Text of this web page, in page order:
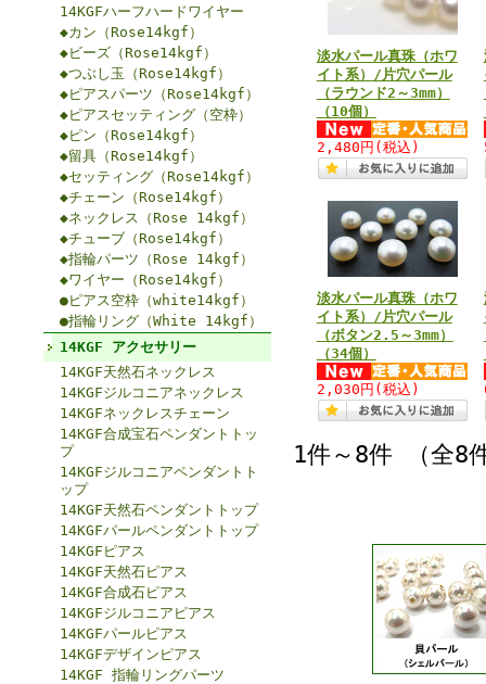
14KGFハーフハードワイヤー
◆カン（Rose14kgf）
◆ビーズ（Rose14kgf）
◆つぶし玉（Rose14kgf）
◆ピアスパーツ（Rose14kgf）
◆ピアスセッティング（空枠）
◆ピン（Rose14kgf）
◆留具（Rose14kgf）
◆セッティング（Rose14kgf）
◆チェーン（Rose14kgf）
◆ネックレス（Rose 14kgf）
◆チューブ（Rose14kgf）
◆指輪パーツ（Rose 14kgf）
◆ワイヤー（Rose14kgf）
●ピアス空枠（white14kgf）
●指輪リング（White 14kgf）
14KGF アクセサリー
14KGF天然石ネックレス
14KGFジルコニアネックレス
14KGFネックレスチェーン
14KGF合成宝石ペンダントトッ
プ
14KGFジルコニアペンダントト
ップ
14KGF天然石ペンダントトップ
14KGFパールペンダントトップ
14KGFピアス
14KGF天然石ピアス
14KGF合成石ピアス
14KGFジルコニアピアス
14KGFパールピアス
14KGFデザインピアス
14KGF 指輪リングパーツ
淡水パール真珠（ホワ
イト系）/片穴パール
（ラウンド2～3mm）
（10個）
2,480円 (税込)
淡水パール真珠（ホワ
イト系）/片穴パール
（ボタン2.5～3mm）
（34個）
2,030円 (税込)
1件～8件 （全8